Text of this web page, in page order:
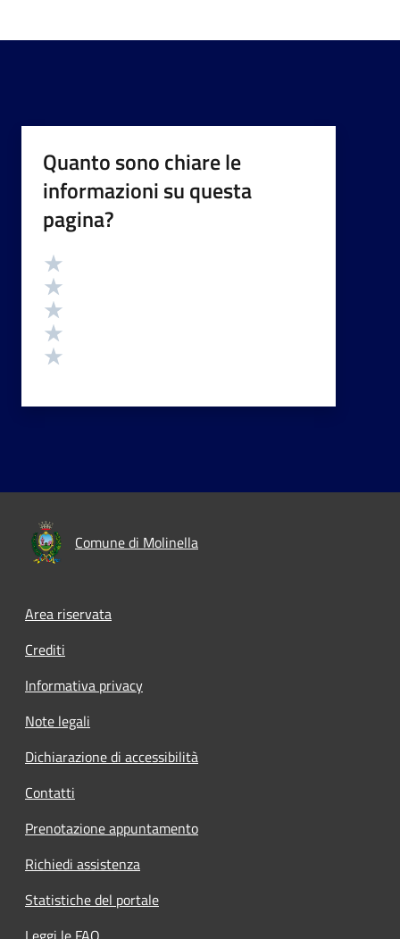
Quanto sono chiare le
informazioni su questa
pagina?
Valutazione
Comune di Molinella
Area riservata
Crediti
Informativa privacy
Note legali
Dichiarazione di accessibilità
Contatti
Prenotazione appuntamento
Richiedi assistenza
Statistiche del portale